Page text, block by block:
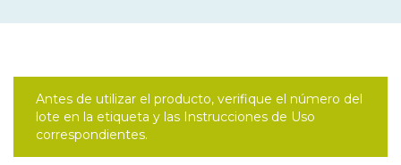
Antes de utilizar el producto, verifique el número del
lote en la etiqueta y las Instrucciones de Uso
correspondientes.